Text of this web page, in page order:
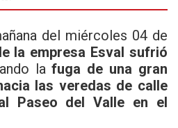
del miércoles 04 de
la empresa Esval sufrió
lafuga de una gran
las veredas de calle
Paseo del Valle en el